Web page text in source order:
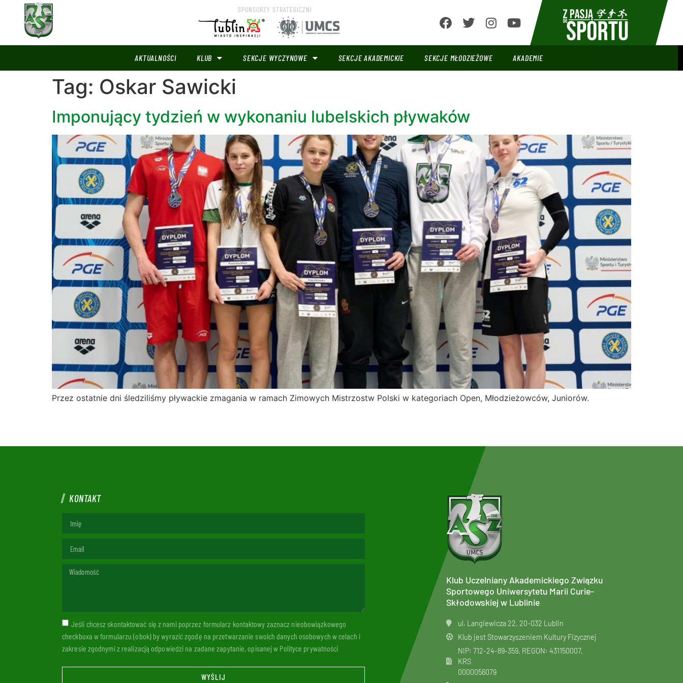
SPONSORZY STRATEGICZNI
AKTUALNOŚCI KLUB SEKCJE WYCZYNOWE SEKCJE AKADEMICKIE SEKCJE MŁODZIEŻOWE AKADEMIE
Tag: Oskar Sawicki
Imponujący tydzień w wykonaniu lubelskich pływaków
Przez ostatnie dni śledziliśmy pływackie zmagania w ramach Zimowych Mistrzostw Polski w kategoriach Open, Młodzieżowców, Juniorów.
KONTAKT
Jeśli chcesz skontaktować się z nami poprzez formularz kontaktowy zaznacz nieobowiązkowego
checkboxa w formularzu (obok) by wyrazić zgodę na przetwarzanie swoich danych osobowych w celach i
zakresie zgodnymi z realizacją odpowiedzi na zadane zapytanie, opisanej w Polityce prywatności
WYŚLIJ
Klub Uczelniany Akademickiego Związku
Sportowego Uniwersytetu Marii Curie-
Skłodowskiej w Lublinie
ul. Langiewicza 22, 20-032 Lublin
Klub jest Stowarzyszeniem Kultury Fizycznej
NIP: 712-24-89-359, REGON: 431150007,
KRS
0000056079